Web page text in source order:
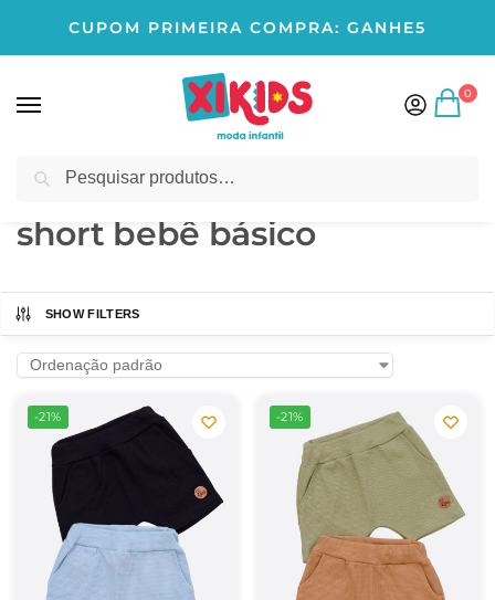
CUPOM PRIMEIRA COMPRA: GANHE5
0
Início Produtos marcados com a tag “short bebê básico”
short bebê básico
SHOW FILTERS
-21% -21%